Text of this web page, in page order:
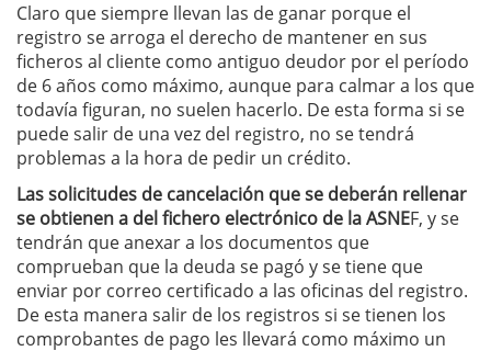
Claro que siempre llevan las de ganar porque el
registro se arroga el derecho de mantener en sus
ficheros al cliente como antiguo deudor por el período
de 6 años como máximo, aunque para calmar a los que
todavía figuran, no suelen hacerlo. De esta forma si se
puede salir de una vez del registro, no se tendrá
problemas a la hora de pedir un crédito.
Las solicitudes de cancelación que se deberán rellenar
se obtienen a del fichero electrónico de la ASNEF, y se
tendrán que anexar a los documentos que
comprueban que la deuda se pagó y se tiene que
enviar por correo certificado a las oficinas del registro.
De esta manera salir de los registros si se tienen los
comprobantes de pago les llevará como máximo un